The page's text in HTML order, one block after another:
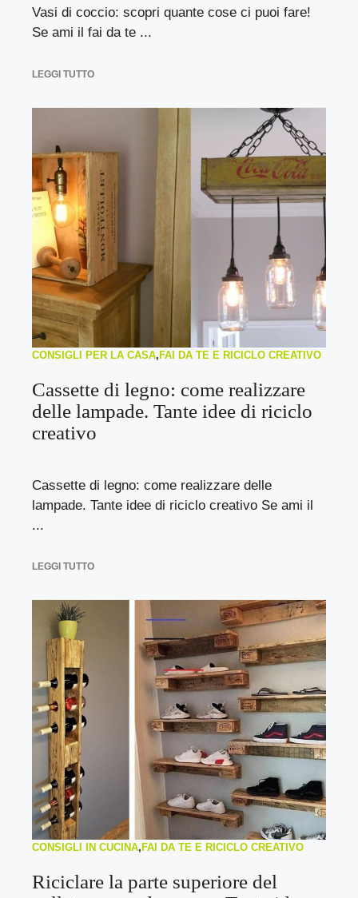
Vasi di coccio: scopri quante cose ci puoi fare!
Se ami il fai da te ...
LEGGI TUTTO
CONSIGLI PER LA CASA,FAI DA TE E RICICLO CREATIVO
Cassette di legno: come realizzare
delle lampade. Tante idee di riciclo
creativo
Cassette di legno: come realizzare delle
lampade. Tante idee di riciclo creativo Se ami il
...
LEGGI TUTTO
CONSIGLI IN CUCINA, FAI DA TE E RICICLO CREATIVO
Riciclare la parte superiore del